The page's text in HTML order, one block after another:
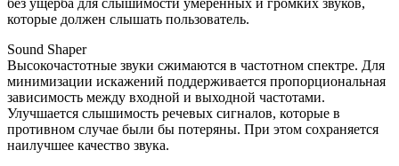
которые должен слышать пользователь.
Sound Shaper
Высокочастотные звуки сжимаются в частотном спектре. Для
минимизации искажений поддерживается пропорциональная
зависимость между входной и выходной частотами.
Улучшается слышимость речевых сигналов, которые в
противном случае были бы потеряны. При этом сохраняется
наилучшее качество звука.